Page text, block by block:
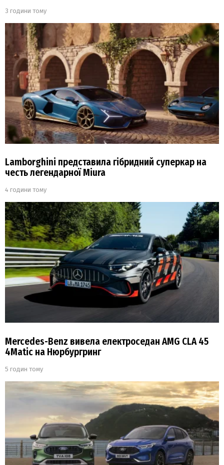
3 години тому
Lamborghini представила гібридний суперкар на
честь легендарної Miura
4 години тому
Mercedes-Benz вивела електроседан AMG CLA 45
4Matic на Нюрбургринг
5 годин тому